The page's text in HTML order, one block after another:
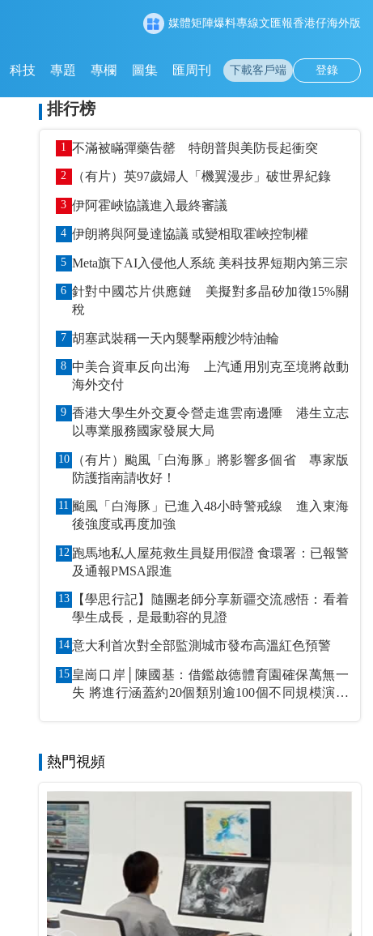
媒體矩陣爆料專線文匯報香港仔海外版
科技 專題 專欄 圖集 匯周刊 下載客戶端 登錄
排行榜
1 不滿被瞞彈藥告罄 特朗普與美防長起衝突
2 （有片）英97歲婦人「機翼漫步」破世界紀錄
3 伊阿霍峽協議進入最終審議
4 伊朗將與阿曼達協議 或變相取霍峽控制權
5 Meta旗下AI入侵他人系統 美科技界短期內第三宗
6 針對中國芯片供應鏈 美擬對多晶矽加徵15%關
稅
7 胡塞武裝稱一天內襲擊兩艘沙特油輪
8 中美合資車反向出海 上汽通用別克至境將啟動
海外交付
9 香港大學生外交夏令營走進雲南邊陲 港生立志
以專業服務國家發展大局
10
（有片）颱風「白海豚」將影響多個省 專家版
防護指南請收好！
11 颱風「白海豚」已進入48小時警戒線 進入東海
後強度或再度加強
12 跑馬地私人屋苑救生員疑用假證 食環署：已報警
及通報PMSA跟進
13
【學思行記】隨團老師分享新疆交流感悟：看着
學生成長，是最動容的見證
14 意大利首次對全部監測城市發布高溫紅色預警
15 皇崗口岸│陳國基：借鑑啟德體育園確保萬無一
失 將進行涵蓋約20個類別逾100個不同規模演練
熱門視頻